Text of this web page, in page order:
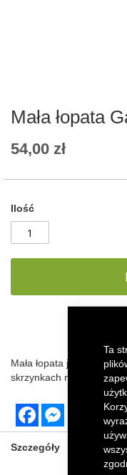
Ta
the
gallery
Mała łopata
54,00 zł
Ilość
Mała łopata jest idealna
skrzynkach na kwiaty,
FacebookMessenger
Szczegóły